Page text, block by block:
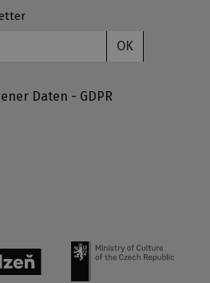
OK
Daten - GDPR